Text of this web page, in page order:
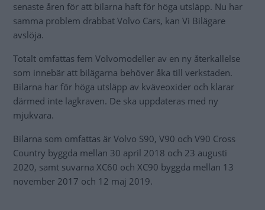
senaste åren för att bilarna haft för höga utsläpp. Nu har
samma problem drabbat Volvo Cars, kan Vi Bilägare
avslöja.
Totalt omfattas fem Volvomodeller av en ny återkallelse
som innebär att bilägarna behöver åka till verkstaden.
Bilarna har för höga utsläpp av kväveoxider och klarar
därmed inte lagkraven. De ska uppdateras med ny
mjukvara.
Bilarna som omfattas är Volvo S90, V90 och V90 Cross
Country byggda mellan 30 april 2018 och 23 augusti
2020, samt suvarna XC60 och XC90 byggda mellan 13
november 2017 och 12 maj 2019.